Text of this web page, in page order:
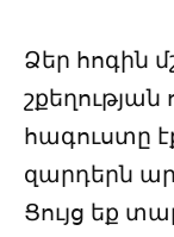
Ձեր հոգին
շքեղության
հագուստը
զարդերն
Ցույց եք